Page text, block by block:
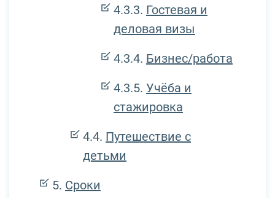
Гостевая и
деловая визы
Бизнес/работа
Учёба и
стажировка
Путешествие с
детьми
Сроки